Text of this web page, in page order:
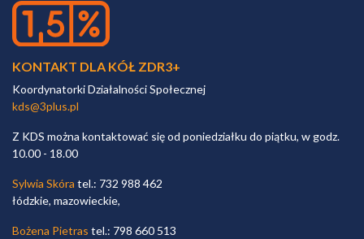
KONTAKT DLA KÓŁ ZDR3+
Koordynatorki Działalności Społecznej
kds@3plus.pl
Z KDS można kontaktować się od poniedziałku do piątku, w godz.
10.00 - 18.00
Sylwia Skóra tel.: 732 988 462
łódzkie, mazowieckie,
Bożena Pietras tel.: 798 660 513